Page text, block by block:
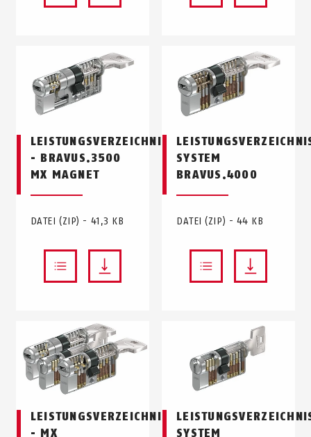
LEISTUNGSVERZEICHNIS
- BRAVUS.3500
MX MAGNET
DATEI (ZIP) - 41,3 KB
SYSTEM
BRAVUS.4000
DATEI (ZIP) - 44 KB
LEISTUNGSVERZEICHNIS
- MX
SYSTEM